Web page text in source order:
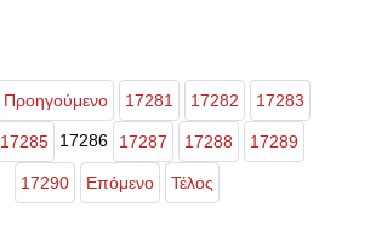
Προηγούμενο 17281 17282 17283
17285 17286 17287 17288 17289
17290 Επόμενο Τέλος